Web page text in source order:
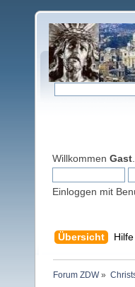
Willkommen Gast
Einloggen mit
Übersicht Hilfe
Forum ZDW»